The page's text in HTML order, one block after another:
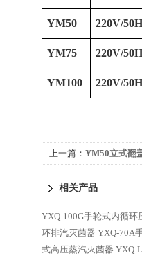
YM50 220V/
YM75 220V/
YM100 220V/
上一篇： YM50立式翻
相关产品
YXQ-100G手轮式内循环
环排汽灭菌器 YXQ-70A
式高压蒸汽灭菌器 YXQ-